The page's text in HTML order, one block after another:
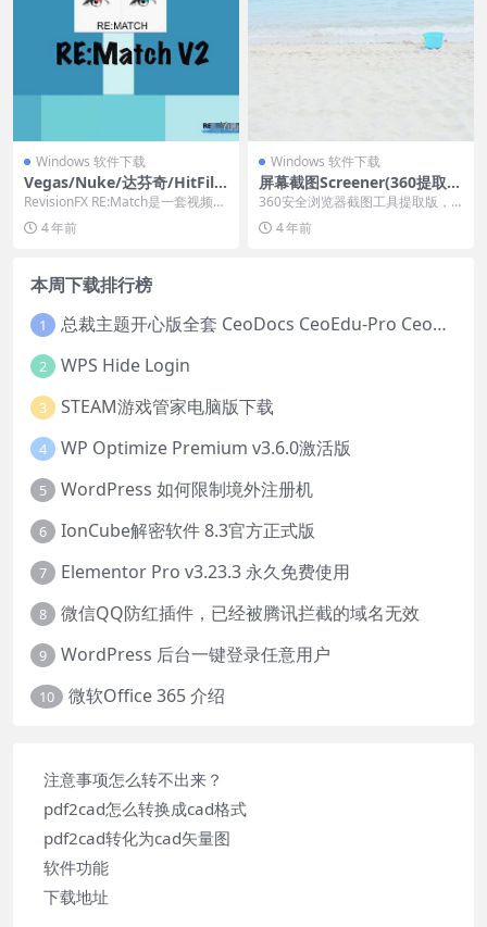
Windows 软件下载
Vegas/Nuke/达芬奇/HitFil
m/OFX色彩匹配插件Revisio
nFX REMatch v2.4.1 免费版
RevisionFX RE:Match是一套视频颜
色匹配插件，支持Vegas/N...
4 年前
Windows 软件下载
屏幕截图Screener(360提取
版) V2.0.0.1010 绿色免费版
360安全浏览器截图工具提取版，
在未开启360安全浏览器的状态
下，实现截图应用，...
4 年前
本周下载排行榜
1 总裁主题开心版全套 CeoDocs CeoEdu-Pro CeoMax-Pro CeoNova-Pro
2 WPS Hide Login
3 STEAM游戏管家电脑版下载
4 WP Optimize Premium v3.6.0激活版
5 WordPress 如何限制境外注册机
6 IonCube解密软件 8.3官方正式版
7 Elementor Pro v3.23.3 永久免费使用
8 微信QQ防红插件，已经被腾讯拦截的域名无效
9 WordPress 后台一键登录任意用户
10 微软Office 365 介绍
注意事项怎么转不出来？
pdf2cad怎么转换成cad格式
pdf2cad转化为cad矢量图
软件功能
下载地址